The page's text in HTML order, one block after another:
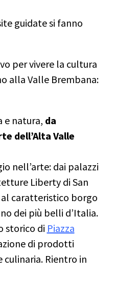
guidate si fanno
per vivere la cultura
alla Valle Brembana:
e natura, da
dell’Alta Valle
nell’arte: dai palazzi
Liberty di San
caratteristico borgo
dei più belli d’Italia.
storico di Piazza
di prodotti
Rientro in